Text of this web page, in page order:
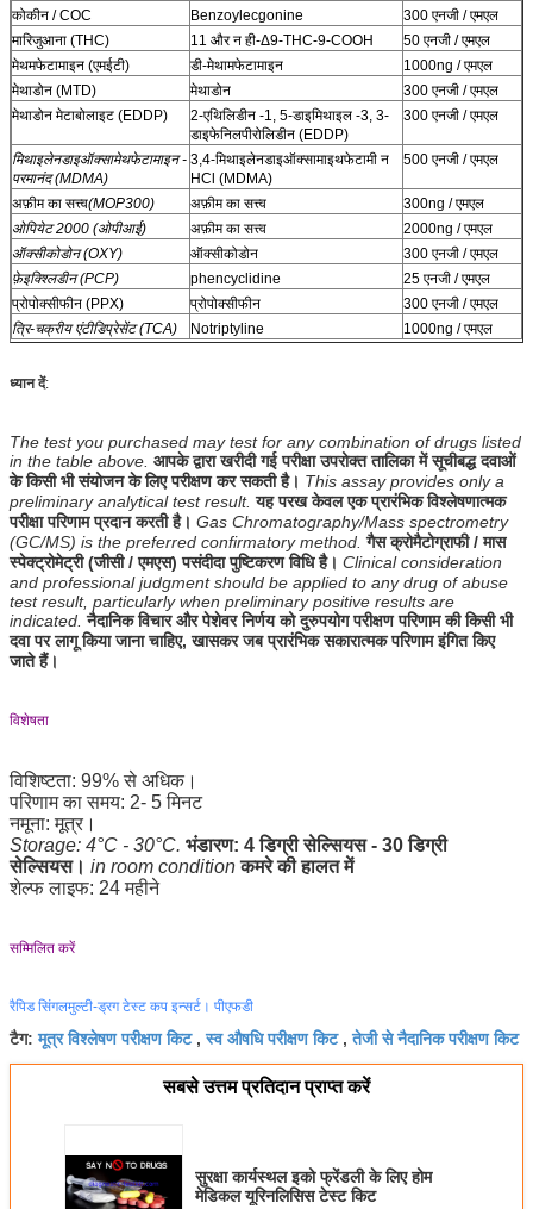
कोकीन / COC
Benzoylecgonine
300 एनजी / एमएल
मारिजुआना (THC)
11 और न ही-Δ9-THC-9-COOH
50 एनजी / एमएल
मेथमफेटामाइन (एमईटी)
डी-मेथामफेटामाइन
1000ng / एमएल
मेथाडोन (MTD)
मेथाडोन
300 एनजी / एमएल
मेथाडोन मेटाबोलाइट (EDDP)
2-एथिलिडीन -1, 5-डाइमिथाइल -3, 3-
डाइफेनिलपीरोलिडीन (EDDP)
300 एनजी / एमएल
मिथाइलेनडाइऑक्सामेथफेटामाइन -
परमानंद (MDMA)
3,4-मिथाइलेनडाइऑक्सामाइथफेटामी न
HCl (MDMA)
500 एनजी / एमएल
अफ़ीम का सत्त्व(MOP300) अफ़ीम का सत्त्व
300ng / एमएल
ओपियेट 2000 (ओपीआई)
अफ़ीम का सत्त्व
2000ng / एमएल
ऑक्सीकोडोन (OXY)
ऑक्सीकोडोन
300 एनजी / एमएल
फ़ेइक्श्लिडीन (PCP)
phencyclidine
25 एनजी / एमएल
प्रोपोक्सीफीन (PPX)
प्रोपोक्सीफीन
300 एनजी / एमएल
त्रि-चक्रीय एंटीडिप्रेसेंट (TCA)
Notriptyline 1000ng / एमएल
ध्यान दें:
The test you purchased may test for any combination of drugs listed
in the table above. आपके द्वारा खरीदी गई परीक्षा उपरोक्त तालिका में सूचीबद्ध दवाओं
के किसी भी संयोजन के लिए परीक्षण कर सकती है। This assay provides only a
preliminary analytical test result. यह परख केवल एक प्रारंभिक विश्लेषणात्मक
परीक्षा परिणाम प्रदान करती है। Gas Chromatography/Mass spectrometry
(GC/MS) is the preferred confirmatory method. गैस क्रोमैटोग्राफी / मास
स्पेक्ट्रोमेट्री (जीसी / एमएस) पसंदीदा पुष्टिकरण विधि है। Clinical consideration
and professional judgment should be applied to any drug of abuse
test result, particularly when preliminary positive results are
indicated. नैदानिक ​​विचार और पेशेवर निर्णय को दुरुपयोग परीक्षण परिणाम की किसी भी
दवा पर लागू किया जाना चाहिए, खासकर जब प्रारंभिक सकारात्मक परिणाम इंगित किए
जाते हैं।
विशेषता
विशिष्टता: 99% से अधिक।
परिणाम का समय: 2- 5 मिनट
नमूना: मूत्र।
Storage: 4°C - 30°C. भंडारण: 4 डिग्री सेल्सियस - 30 डिग्री
सेल्सियस। in room condition कमरे की हालत में
शेल्फ लाइफ: 24 महीने
सम्मिलित करें
रैपिड सिंगलमुल्टी-ड्रग टेस्ट कप इन्सर्ट। पीएफडी
टैग:मूत्र विश्लेषण परीक्षण किट,स्व औषधि परीक्षण किट,तेजी से नैदानिक ​​परीक्षण किट
सबसे उत्तम प्रतिदान प्राप्त करें
सुरक्षा कार्यस्थल इको फ्रेंडली के लिए होम
मेडिकल यूरिनलिसिस टेस्ट किट